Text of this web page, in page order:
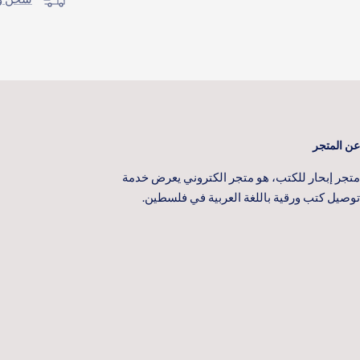
عن المتجر
متجر إبحار للكتب، هو متجر الكتروني يعرض خدمة
توصيل كتب ورقية باللغة العربية في فلسطين.